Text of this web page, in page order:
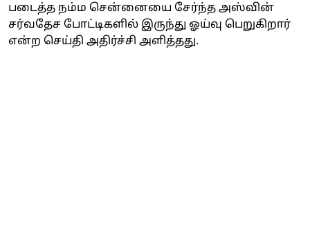
படைத்த நம்ம சென்னையை சேர்ந்த அஸ்வின்
சர்வதேச போட்டிகளில் இருந்து ஓய்வு பெறுகிறார்
என்ற செய்தி அதிர்ச்சி அளித்தது.